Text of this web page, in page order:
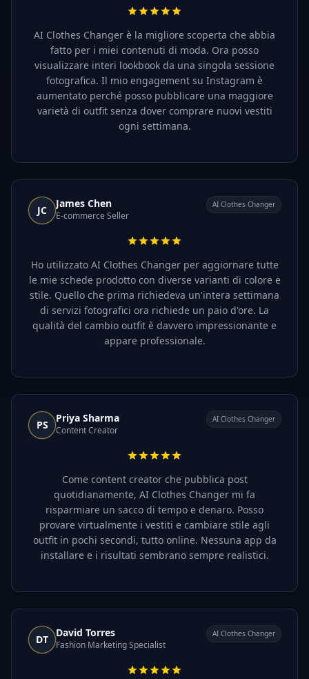
AI Clothes Changer è la migliore scoperta che abbia
fatto per i miei contenuti di moda. Ora posso
visualizzare interi lookbook da una singola sessione
fotografica. Il mio engagement su Instagram è
aumentato perché posso pubblicare una maggiore
varietà di outfit senza dover comprare nuovi vestiti
ogni settimana.
JC
James Chen
E-commerce Seller
AI Clothes Changer
Ho utilizzato AI Clothes Changer per aggiornare tutte
le mie schede prodotto con diverse varianti di colore e
stile. Quello che prima richiedeva un'intera settimana
di servizi fotografici ora richiede un paio d'ore. La
qualità del cambio outfit è davvero impressionante e
appare professionale.
PS
Priya Sharma
Content Creator
AI Clothes Changer
Come content creator che pubblica post
quotidianamente, AI Clothes Changer mi fa
risparmiare un sacco di tempo e denaro. Posso
provare virtualmente i vestiti e cambiare stile agli
outfit in pochi secondi, tutto online. Nessuna app da
installare e i risultati sembrano sempre realistici.
DT
David Torres
Fashion Marketing Specialist
AI Clothes Changer